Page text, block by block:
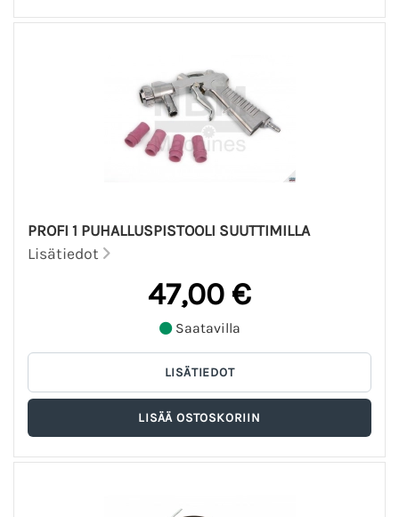
PROFI 1 PUHALLUSPISTOOLI SUUTTIMILLA
Lisätiedot
47,00 €
Saatavilla